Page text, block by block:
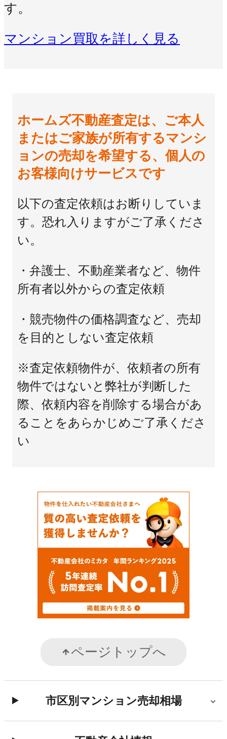
す。
マンション買取を詳しく見る
ホームズ不動産査定は、ご本人
またはご家族が所有するマンシ
ョンの売却を希望する、個人の
お客様向けサービスです
以下の査定依頼はお断りしていま
す。恐れ入りますがご了承くださ
い。
・弁護士、不動産業者など、物件
所有者以外からの査定依頼
・競売物件の価格調査など、売却
を目的としない査定依頼
※査定依頼物件が、依頼者の所有
物件ではないと弊社が判断した
際、依頼内容を削除する場合があ
ることをあらかじめご了承くださ
い
ページトップへ
市区別マンション売却相場